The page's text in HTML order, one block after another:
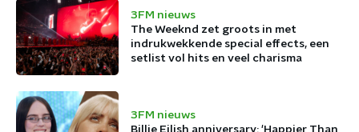
3FM nieuws
The Weeknd zet groots in met
indrukwekkende special effects, een
setlist vol hits en veel charisma
3FM nieuws
Billie Eilish anniversary: 'Happier Than